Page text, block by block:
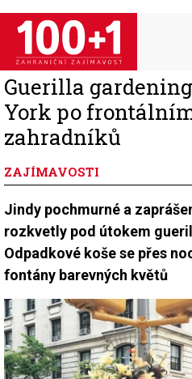
Přejít
hlavnímu
obsahu
Guerilla
York po
zahradníků
ZAJÍMAVOSTI
Jindy pochmurné a
rozkvetly pod útokem
Odpadkové koše se přes
fontány barevných květů